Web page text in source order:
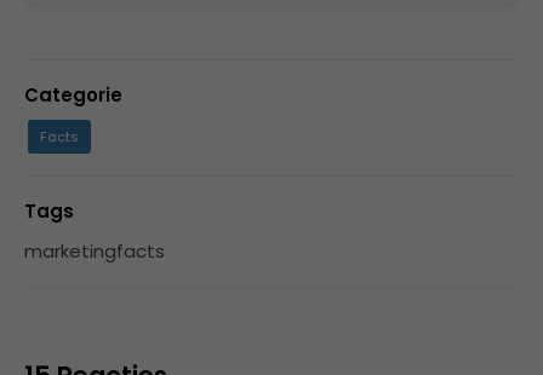
Categorie
Facts
Tags
marketingfacts